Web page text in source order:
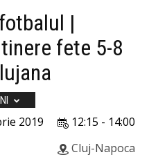
|
fete 5-8
12:15 - 14:00
2019
Cluj-Napoca